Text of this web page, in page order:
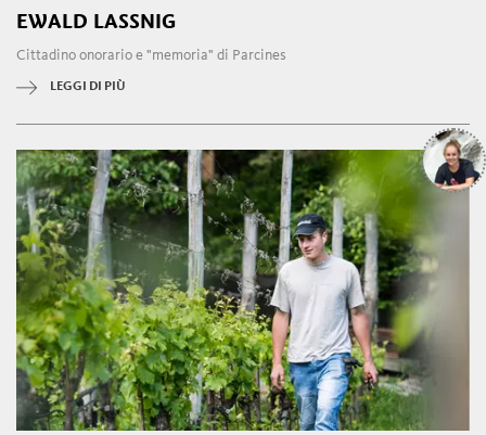
EWALD LASSNIG
Cittadino onorario e "memoria" di Parcines
LEGGI DI PIÙ